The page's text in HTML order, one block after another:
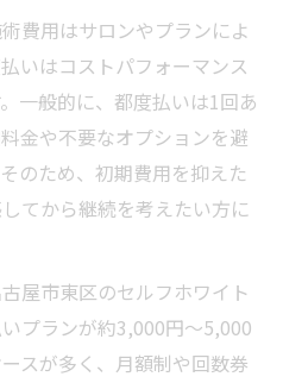
費用はサロンやプランによ
いはコストパフォーマンス
一般的に、都度払いは1回あ
金や不要なオプションを避
のため、初期費用を抑えた
てから継続を考えたい方に
屋市東区のセルフホワイト
プランが約3,000円～5,000
スが多く、月額制や回数券